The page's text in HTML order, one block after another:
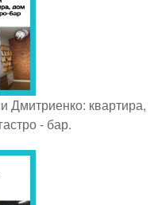
Дмитриенко: квартира,
- бар.